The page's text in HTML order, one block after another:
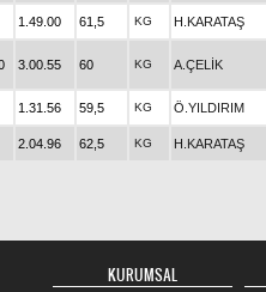
1.49.00 61,5 KG H.KARATAŞ
3.00.55 60 KG A.ÇELİK
1.31.56 59,5 KG Ö.YILDIRIM
2.04.96 62,5 KG
H.KARATAŞ
KURUMSAL